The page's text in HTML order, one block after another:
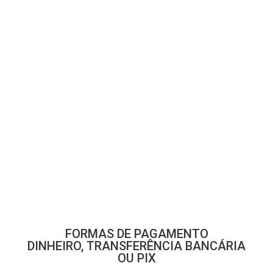
FORMAS DE PAGAMENTO
DINHEIRO, TRANSFERÊNCIA BANCÁRIA
OU PIX